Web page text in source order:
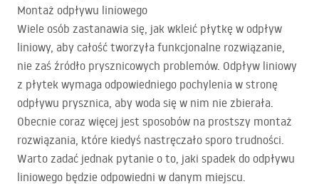
Montaż odpływu liniowego
Wiele osób zastanawia się, jak wkleić płytkę w odpływ
liniowy, aby całość tworzyła funkcjonalne rozwiązanie,
nie zaś źródło prysznicowych problemów. Odpływ liniowy
z płytek wymaga odpowiedniego pochylenia w stronę
odpływu prysznica, aby woda się w nim nie zbierała.
Obecnie coraz więcej jest sposobów na prostszy montaż
rozwiązania, które kiedyś nastręczało sporo trudności.
Warto zadać jednak pytanie o to, jaki spadek do odpływu
liniowego będzie odpowiedni w danym miejscu.